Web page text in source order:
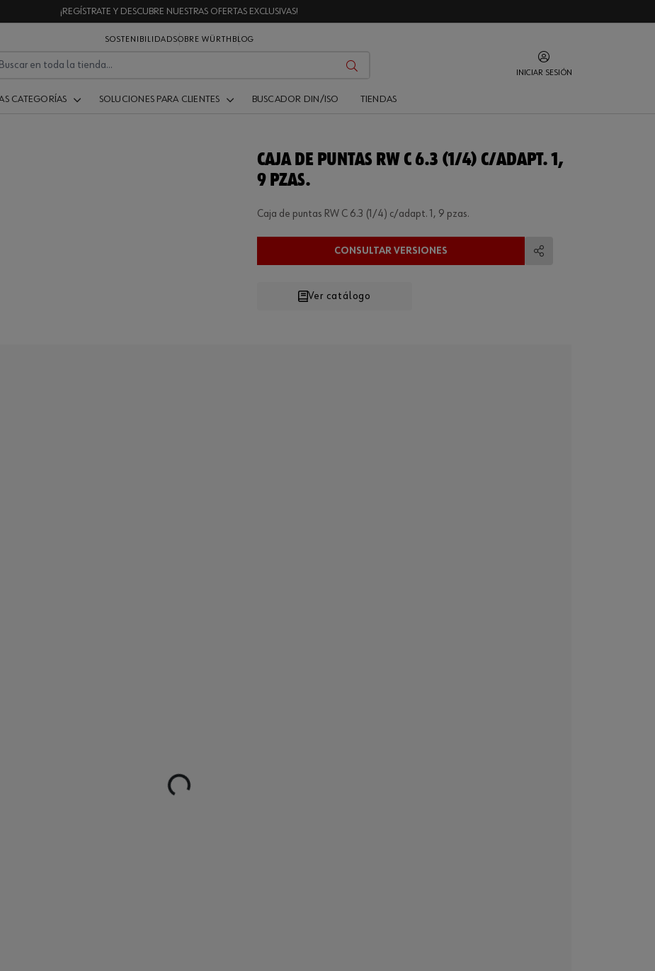
¡REGÍSTRATE Y DESCUBRE NUESTRAS OFERTAS EXCLUSIVAS!
SOSTENIBILIDADSOBRE WÜRTH BLOG
INICIAR SESIÓN
CATEGORÍAS SOLUCIONES PARA CLIENTES BUSCADOR DIN/ISO TIENDAS
CAJA DE PUNTAS RW C 6.3 (1/4) C/ADAPT. 1,
9 PZAS.
Caja de puntas RW C 6.3 (1/4) c/adapt. 1, 9 pzas.
CONSULTAR VERSIONES
Compartir
Ver catálogo